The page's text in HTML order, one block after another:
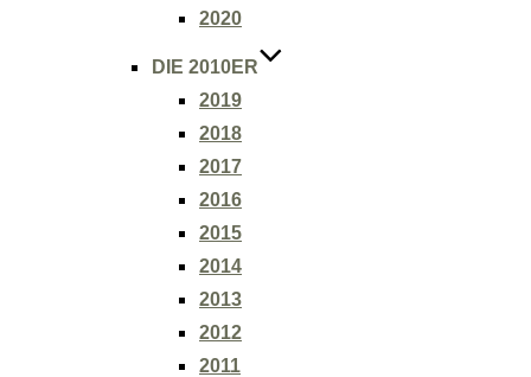
2020
DIE 2010ER
2019
2018
2017
2016
2015
2014
2013
2012
2011